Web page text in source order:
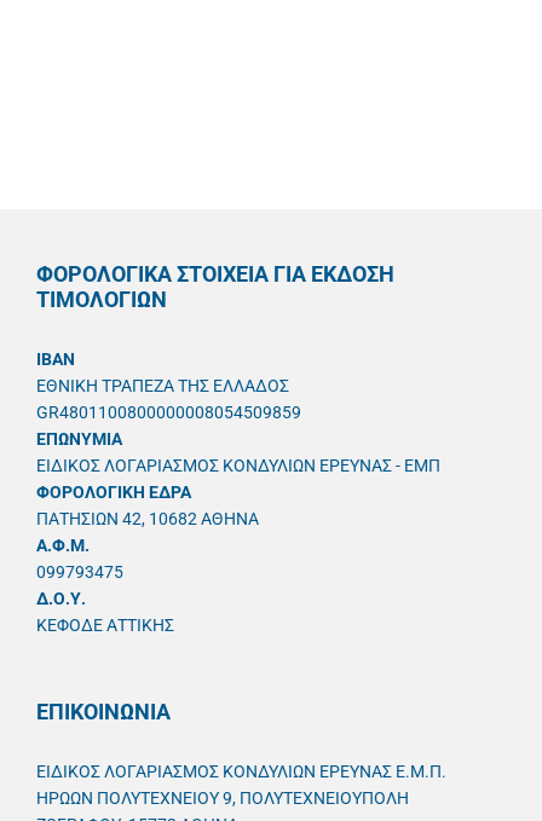
ΦΟΡΟΛΟΓΙΚΑ ΣΤΟΙΧΕΙΑ ΓΙΑ ΕΚΔΟΣΗ
ΤΙΜΟΛΟΓΙΩΝ
IBAN
ΕΘΝΙΚΗ ΤΡΑΠΕΖΑ ΤΗΣ ΕΛΛΑΔΟΣ
GR4801100800000008054509859
ΕΠΩΝΥΜΙΑ
ΕΙΔΙΚΟΣ ΛΟΓΑΡΙΑΣΜΟΣ ΚΟΝΔΥΛΙΩΝ ΕΡΕΥΝΑΣ - ΕΜΠ
ΦΟΡΟΛΟΓΙΚΗ ΕΔΡΑ
ΠΑΤΗΣΙΩΝ 42, 10682 ΑΘΗΝΑ
A.Φ.Μ.
099793475
Δ.Ο.Υ.
ΚΕΦΟΔΕ ΑΤΤΙΚΗΣ
ΕΠΙΚΟΙΝΩΝΙΑ
ΕΙΔΙΚΟΣ ΛΟΓΑΡΙΑΣΜΟΣ ΚΟΝΔΥΛΙΩΝ ΕΡΕΥΝΑΣ Ε.Μ.Π.
ΗΡΩΩΝ ΠΟΛΥΤΕΧΝΕΙΟΥ 9, ΠΟΛΥΤΕΧΝΕΙΟΥΠΟΛΗ